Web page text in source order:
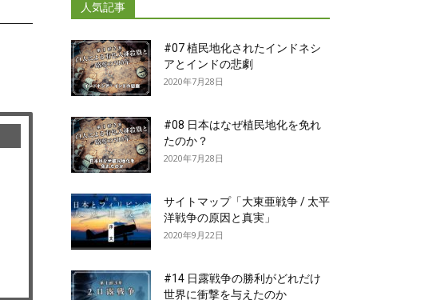
人気記事
#07 植民地化されたインドネシ
アとインドの悲劇
2020年7月28日
#08 日本はなぜ植民地化を免れ
たのか？
2020年7月28日
サイトマップ「大東亜戦争 / 太平
洋戦争の原因と真実」
2020年9月22日
#14 日露戦争の勝利がどれだけ
世界に衝撃を与えたのか